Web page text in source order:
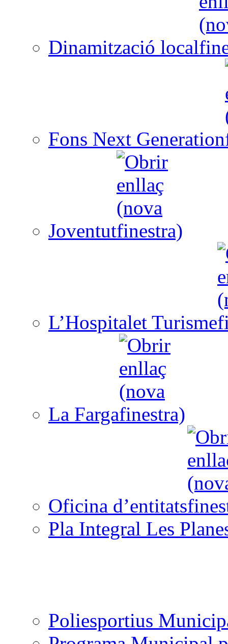
Dinamització local
Fons Next Generation
Joventut
L’Hospitalet Turisme
La Farga
Oficina d’entitats
Pla Integral Les
Poliesportius